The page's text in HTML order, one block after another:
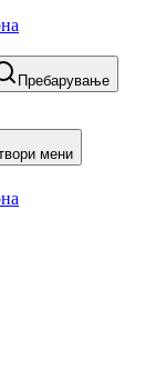
Пребарување
мени